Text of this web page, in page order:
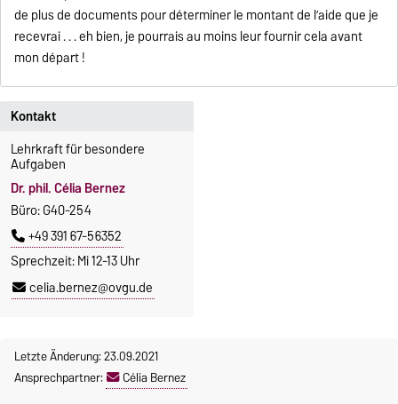
de plus de documents pour déterminer le montant de l’aide que je
recevrai . . . eh bien, je pourrais au moins leur fournir cela avant
mon départ !
Kontakt
Lehrkraft für besondere
Aufgaben
Dr. phil. Célia Bernez
Büro: G40-254
+49 391 67-56352
Sprechzeit: Mi 12-13 Uhr
celia.bernez@ovgu.de
Letzte Änderung: 23.09.2021
Ansprechpartner:
Célia Bernez